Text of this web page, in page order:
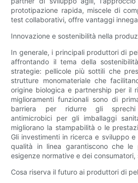
prototipazione rapida, miscele di
test collaborativi, offre vantaggi
Innovazione e sostenibilità nella
In generale, i principali produttori di
affrontando il tema della
strategie: pellicole più sottili che
strutture monomateriale che
origine biologica e partnership per il
miglioramenti funzionali sono di
barriera per ridurre gli sprechi
antimicrobici per gli imballaggi
migliorano la stampabilità o le
Gli investimenti in ricerca e sviluppo
qualità in linea garantiscono che le
esigenze normative e dei
Cosa riserva il futuro ai produttori di